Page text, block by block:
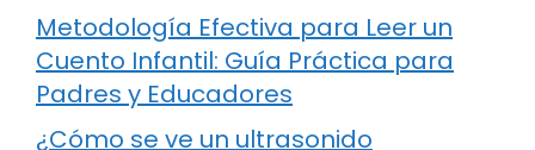
Metodología Efectiva para Leer un
Cuento Infantil: Guía Práctica para
Padres y Educadores
¿Cómo se ve un ultrasonido